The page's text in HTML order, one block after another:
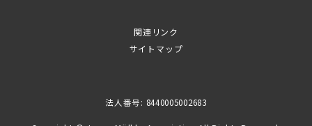
関連リンク
サイトマップ
法人番号: 8440005002683